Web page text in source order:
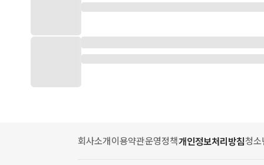
회사소개이용약관운영정책개인정보처리방침청소